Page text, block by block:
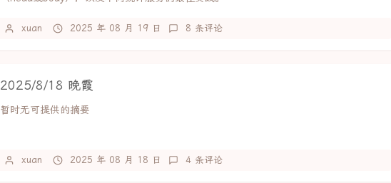
xuan 2025 年 08 月 19 日 8 条评论
2025/8/18 晚霞
暂时无可提供的摘要
xuan 2025 年 08 月 18 日 4 条评论